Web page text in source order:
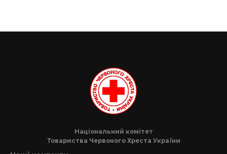
Національний комітет
Товариства Червоного Хреста України